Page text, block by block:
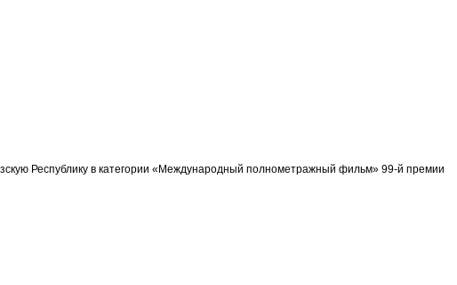
Республику в категории «Международный полнометражный фильм» 99-й премии